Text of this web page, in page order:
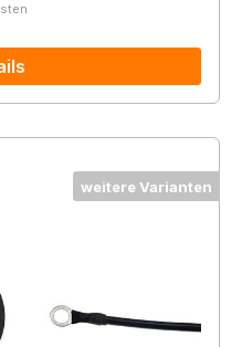
weitere Varianten